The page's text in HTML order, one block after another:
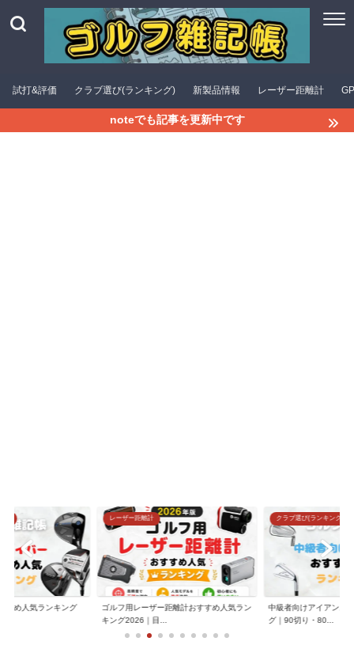
試打&評価 クラブ選び(ランキング) 新製品情報 レーザー距離計
noteでも記事を更新中です
すめ人気ランキング
レーザー距離計
ゴルフ用レーザー距離計おすすめ人気ラン
キング2026｜目...
クラブ選び(ランキング)
中級者向けアイアンお
グ｜90切り・80...